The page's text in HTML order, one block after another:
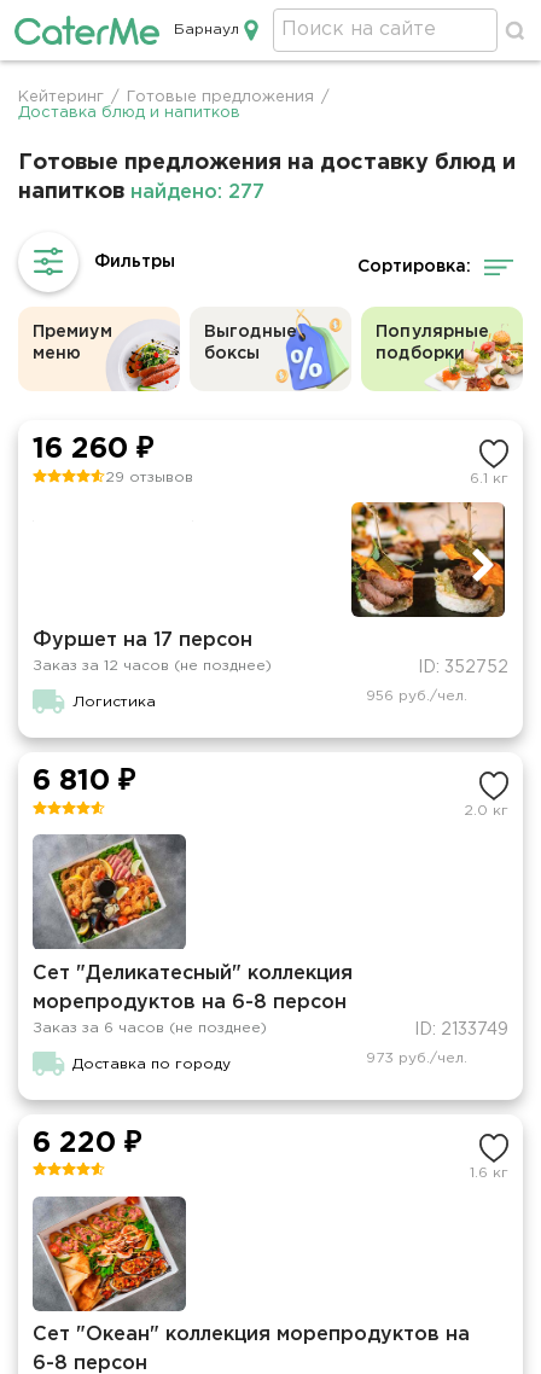
Кейтеринг в Барнауле
Барнаул
Строка
Кейтеринг / Готовые предложения
/
Доставка блюд и напитков
Готовые предложения на доставку блюд и
напитков найдено: 277
Сортировка:
Премиум
меню
Выгодные
боксы
Популярные
подборки
16 260 ₽
29 отзывов 6.1 кг
Фуршет на 17 персон
Заказ за 12 часов (не позднее) ID: 352752
Логистика 956 руб./чел.
6 810 ₽
2.0 кг
Сет "Деликатесный" коллекция
морепродуктов на 6-8 персон
Заказ за 6 часов (не позднее) ID: 2133749
Доставка по городу 973 руб./чел.
6 220 ₽
1.6 кг
Сет "Океан" коллекция морепродуктов на
6-8 персон